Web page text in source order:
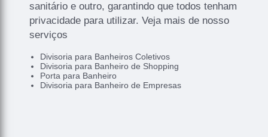
sanitário e outro, garantindo que todos tenham
privacidade para utilizar. Veja mais de nosso
serviços
Divisoria para Banheiros Coletivos
Divisoria para Banheiro de Shopping
Porta para Banheiro
Divisoria para Banheiro de Empresas